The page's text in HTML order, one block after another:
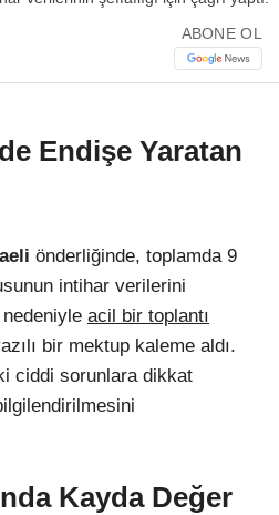
Instagram
Youtube
ABONE OL
Endişe Yaratan
önderliğinde, toplamda 9
intihar verilerini
acil bir toplantı
bir mektup kaleme aldı.
ciddi sorunlara dikkat
Kayda Değer